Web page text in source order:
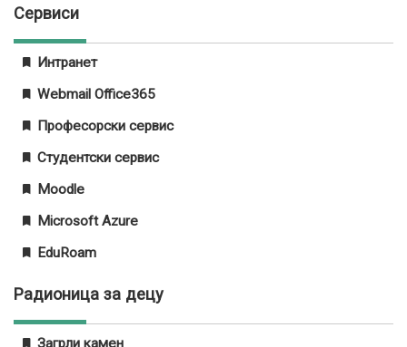
Сервиси
Интранет
Webmail Office365
Професорски сервис
Студентски сервис
Moodle
Microsoft Azure
EduRoam
Радионицa за децу
Загрли камен